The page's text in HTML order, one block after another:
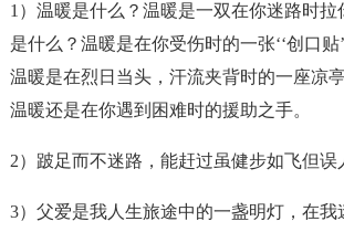
1）温暖是什么？温暖是一双在你迷路时拉
是什么？温暖是在你受伤时的一张‘‘创口贴
温暖是在烈日当头，汗流夹背时的一座凉
温暖还是在你遇到困难时的援助之手。
2）跛足而不迷路 ，能赶过虽健步如飞但误
3）父爱是我人生旅途中的一盏明灯，在我